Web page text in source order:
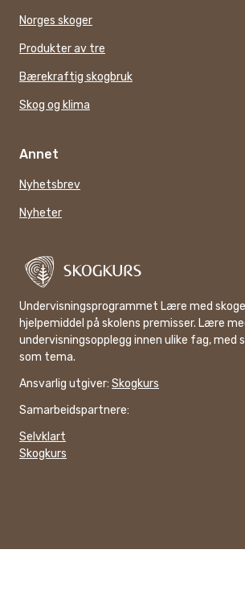
Norges skoger
Produkter av tre
Bærekraftig skogbruk
Skog og klima
Annet
Nyhetsbrev
Nyheter
Undervisningsprogrammet Lære med
hjelpemiddel på skolens premisser. Lære
undervisningsopplegg innen ulike fag, med
som tema.
Ansvarlig utgiver: Skogkurs
Samarbeidspartnere:
Selvklart
Skogkurs